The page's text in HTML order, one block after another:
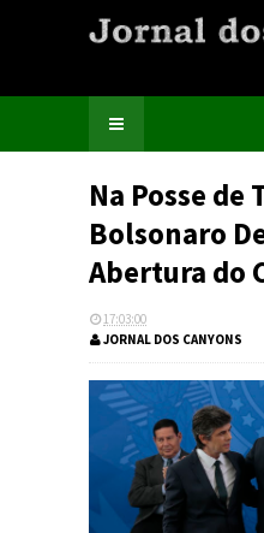
Na Posse de
Bolsonaro
Abertura do
17:03:00
JORNAL DOS CANYONS